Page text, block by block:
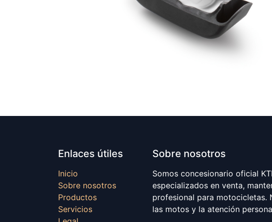
Enlaces útiles
Inicio
Sobre nosotros
Productos
Servicios
Sobre nosotros
Somos concesionario oficial
especializados en venta,
profesional para motocicletas.
las motos y la atención